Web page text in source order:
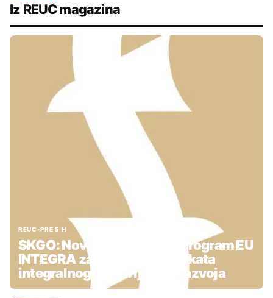
Iz REUC magazina
REUC •PRE 5 H
SKGO: Nova podrška kroz Program EU
INTEGRA za pripremu projekata
integralnog teritorijalnog razvoja